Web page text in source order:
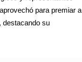
para premiar a
destacando su